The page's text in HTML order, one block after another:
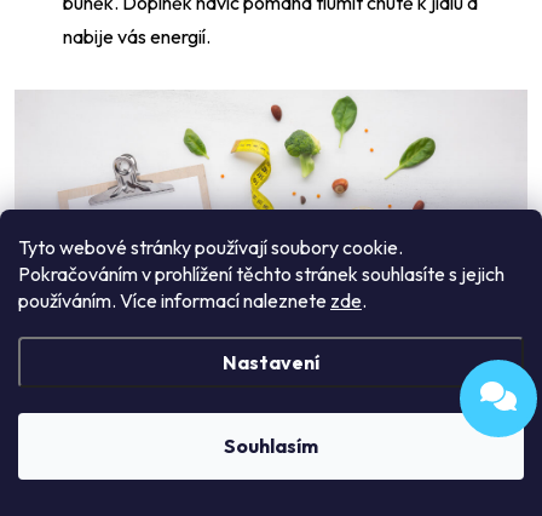
Tyto webové stránky používají soubory cookie.
Pokračováním v prohlížení těchto stránek souhlasíte s jejich
používáním. Více informací naleznete zde.
Nastavení
Souhlasím
nabije vás energií.